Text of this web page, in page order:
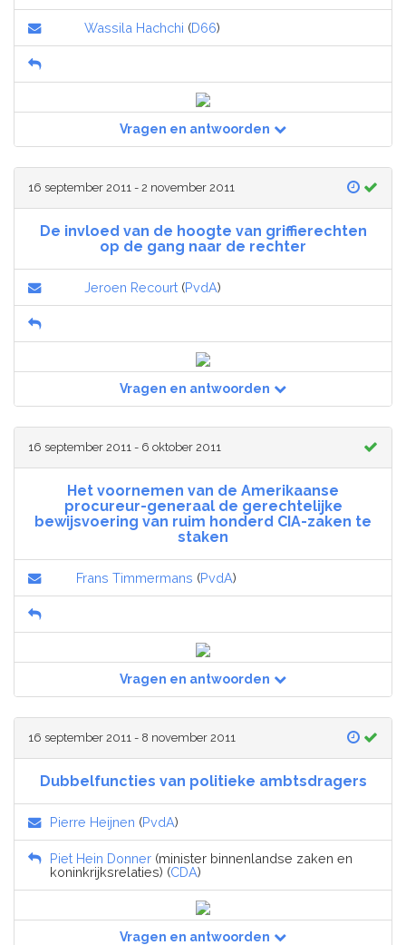
Wassila Hachchi (D66)
Vragen en antwoorden
16 september 2011 - 2 november 2011
De invloed van de hoogte van griffierechten
op de gang naar de rechter
Jeroen Recourt (PvdA)
Vragen en antwoorden
16 september 2011 - 6 oktober 2011
Het voornemen van de Amerikaanse
procureur-generaal de gerechtelijke
bewijsvoering van ruim honderd CIA-zaken te
staken
Frans Timmermans (PvdA)
Vragen en antwoorden
16 september 2011 - 8 november 2011
Dubbelfuncties van politieke ambtsdragers
Pierre Heijnen (PvdA)
Piet Hein Donner (minister binnenlandse zaken en
koninkrijksrelaties) (CDA)
Vragen en antwoorden